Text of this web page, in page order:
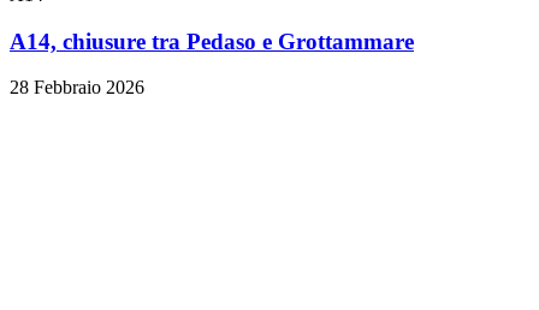
A14, chiusure tra Pedaso e Grottammare
28 Febbraio 2026